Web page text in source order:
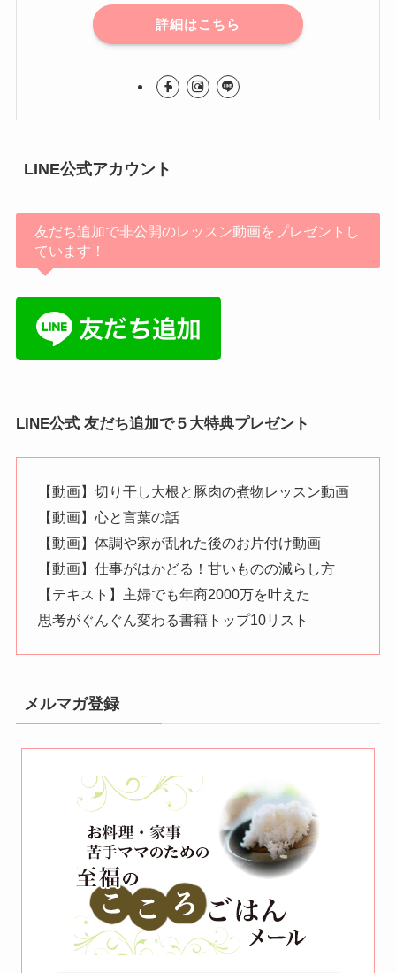
詳細はこちら
LINE公式アカウント
友だち追加で非公開のレッスン動画をプレゼントし
ています！
LINE公式 友だち追加で５大特典プレゼント
【動画】切り干し大根と豚肉の煮物レッスン動画
【動画】心と言葉の話
【動画】体調や家が乱れた後のお片付け動画
【動画】仕事がはかどる！甘いものの減らし方
【テキスト】主婦でも年商2000万を叶えた
思考がぐんぐん変わる書籍トップ10リスト
メルマガ登録